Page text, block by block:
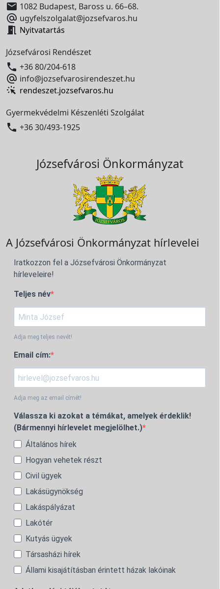
 1082 Budapest, Baross u. 66–68.
 ugyfelszolgalat@jozsefvaros.hu
 Nyitvatartás
Józsefvárosi Rendészet
 +36 80/204-618
 info@jozsefvarosirendeszet.hu
rendeszet.jozsefvaros.hu
Gyermekvédelmi Készenléti Szolgálat
 +36 30/493-1925
Józsefvárosi Önkormányzat
A Józsefvárosi Önkormányzat hírlevelei
Iratkozzon fel a Józsefvárosi Önkormányzat
hírleveleire!
Teljes név
Adja meg teljes nevét!
Email cím:
Adja meg az email címét!
Válassza ki azokat a témákat, amelyek érdeklik!
(Bármennyi hírlevelet megjelölhet.)
Általános hírek
Hogyan vehetek részt
Civil ügyek
Lakásügynökség
Lakáspályázat
Lakótér
Kutyás ügyek
Társasházi hírek
Állami kisajátításban érintett házak lakóinak